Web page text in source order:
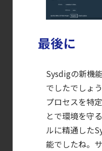
最後に
Sysdigの新機
でしたでしょ
プロセスを特
とで環境を守
ルに精通した
能でしたね。